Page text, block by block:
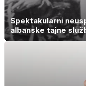
Spektakularni
albanske tajne